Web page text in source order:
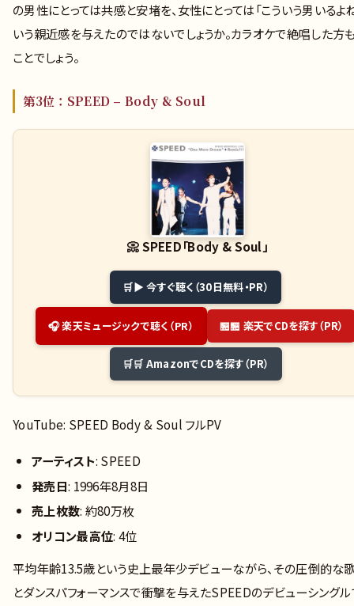
の男性にとっては共感と安堵を、女性にとっては「こういう男いるよ
いう親近感を与えたのではないでしょうか。カラオケで絶唱した方
ことでしょう。
第3位：SPEED – Body & Soul
📀SPEED「Body & Soul」
▶ 今すぐ聴く（30日無料・PR）
🎧 楽天ミュージックで聴く（PR） 🏪 楽天でCDを探す（PR）
🛒 AmazonでCDを探す（PR）
YouTube: SPEED Body & Soul フルPV
アーティスト: SPEED
発売日: 1996年8月8日
売上枚数: 約80万枚
オリコン最高位: 4位
平均年齢13.5歳という史上最年少デビューながら、その圧倒的な
とダンスパフォーマンスで衝撃を与えたSPEEDのデビューシングル